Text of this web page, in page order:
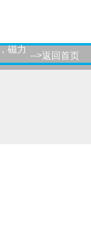
磁力
-->返回首页